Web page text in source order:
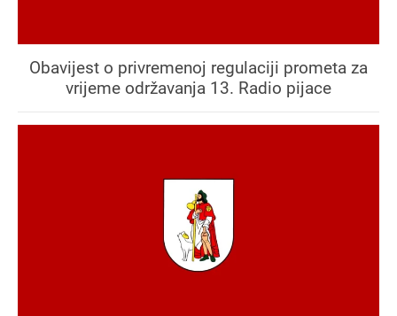
Obavijest o privremenoj regulaciji prometa za
vrijeme održavanja 13. Radio pijace